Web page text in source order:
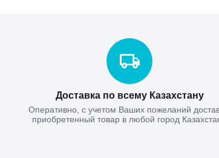
Доставка по всему Казахстану
Оперативно, с учетом Ваших пожеланий
приобретенный товар в любой город